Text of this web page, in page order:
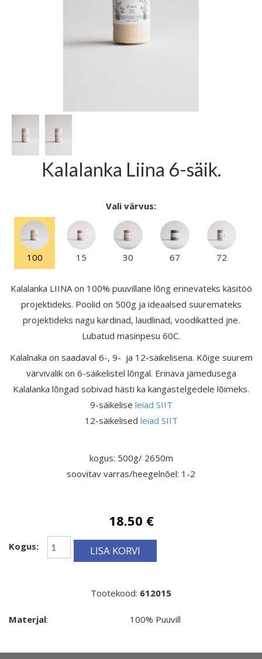
Kalalanka Liina 6-säik.
Vali värvus:
100 15 30 67 72
Kalalanka LIINA on 100% puuvillane lõng erinevateks käsitöö
projektideks. Poolid on 500g ja ideaalsed suuremateks
projektideks nagu kardinad, laudlinad, voodikatted jne.
Lubatud masinpesu 60C.
Kalalnaka on saadaval 6-, 9- ja 12-säikelisena. Kõige suurem
värvivalik on 6-säikelistel lõngal. Erinava jämedusega
Kalalanka lõngad sobivad hästi ka kangastelgedele lõimeks.
9-säikelise leiad SIIT
12-säikelised leiad SIIT
kogus: 500g/ 2650m
soovitav varras/heegelnõel: 1-2
18.50 €
Kogus: LISA KORVI
Tootekood: 612015
Materjal: 100% Puuvill